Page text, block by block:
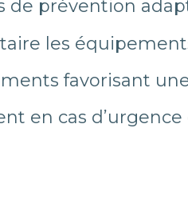
de prévention
les
favorisant
en cas d’urgence